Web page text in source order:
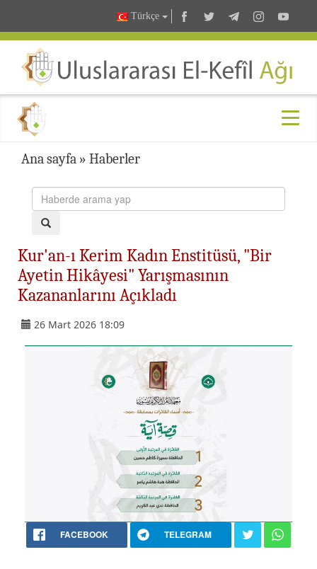
Türkçe
Ana sayfa » Haberler
Kur'an-ı Kerim Kadın Enstitüsü, "Bir
Ayetin Hikâyesi" Yarışmasının
Kazananlarını Açıkladı
26 Mart 2026 18:09
FACEBOOK TELEGRAM